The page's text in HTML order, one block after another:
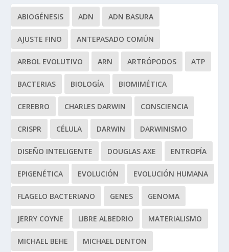
ABIOGÉNESIS ADN ADN BASURA
AJUSTE FINO ANTEPASADO COMÚN
ARBOL EVOLUTIVO ARN ARTRÓPODOS ATP
BACTERIAS BIOLOGÍA BIOMIMÉTICA
CEREBRO CHARLES DARWIN CONSCIENCIA
CRISPR CÉLULA DARWIN DARWINISMO
DISEÑO INTELIGENTE DOUGLAS AXE ENTROPÍA
EPIGENÉTICA EVOLUCIÓN EVOLUCIÓN HUMANA
FLAGELO BACTERIANO GENES GENOMA
JERRY COYNE LIBRE ALBEDRIO MATERIALISMO
MICHAEL BEHE MICHAEL DENTON